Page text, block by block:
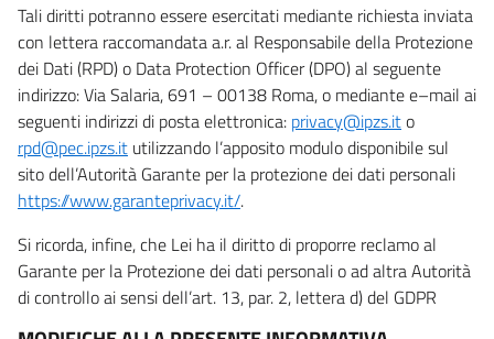
Tali diritti potranno essere esercitati mediante richiesta inviata
con lettera raccomandata a.r. al Responsabile della Protezione
dei Dati (RPD) o Data Protection Officer (DPO) al seguente
indirizzo: Via Salaria, 691 – 00138 Roma, o mediante e–mail ai
seguenti indirizzi di posta elettronica: privacy@ipzs.ito
rpd@pec.ipzs.it utilizzando l’apposito modulo disponibile sul
sito dell’Autorità Garante per la protezione dei dati personali
https://www.garanteprivacy.it/.
Si ricorda, infine, che Lei ha il diritto di proporre reclamo al
Garante per la Protezione dei dati personali o ad altra Autorità
di controllo ai sensi dell’art. 13, par. 2, lettera d) del GDPR